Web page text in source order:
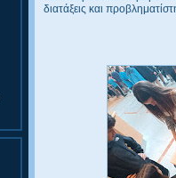
διατάξεις και